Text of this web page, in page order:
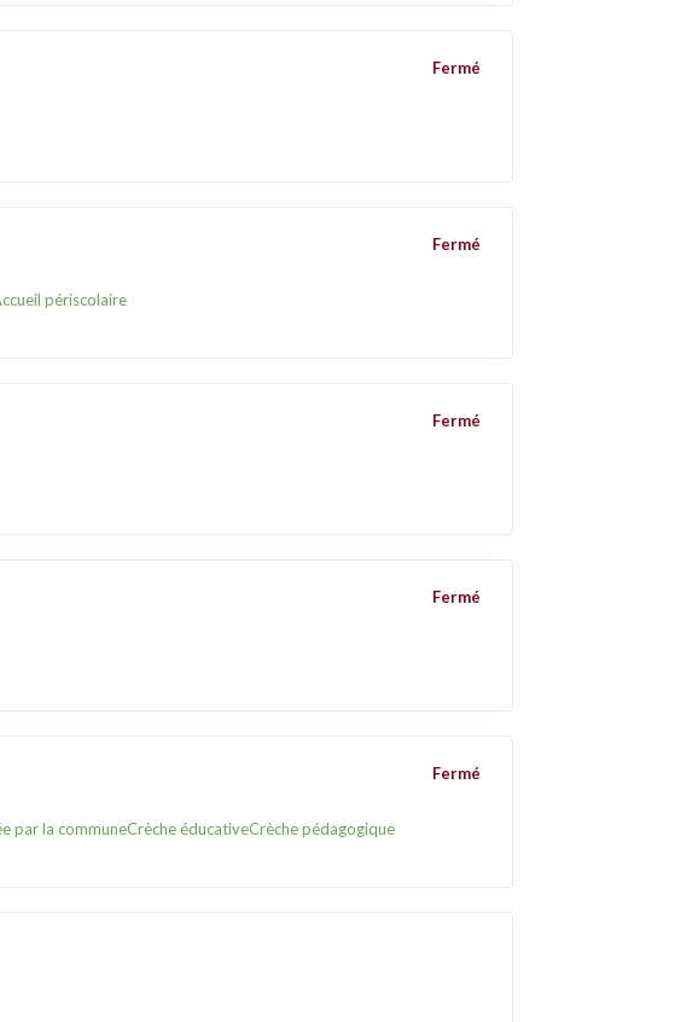
Fermé
périscolaire
Fermé
Fermé
Fermé
par la communeCrèche éducativeCrèche pédagogique
Fermé